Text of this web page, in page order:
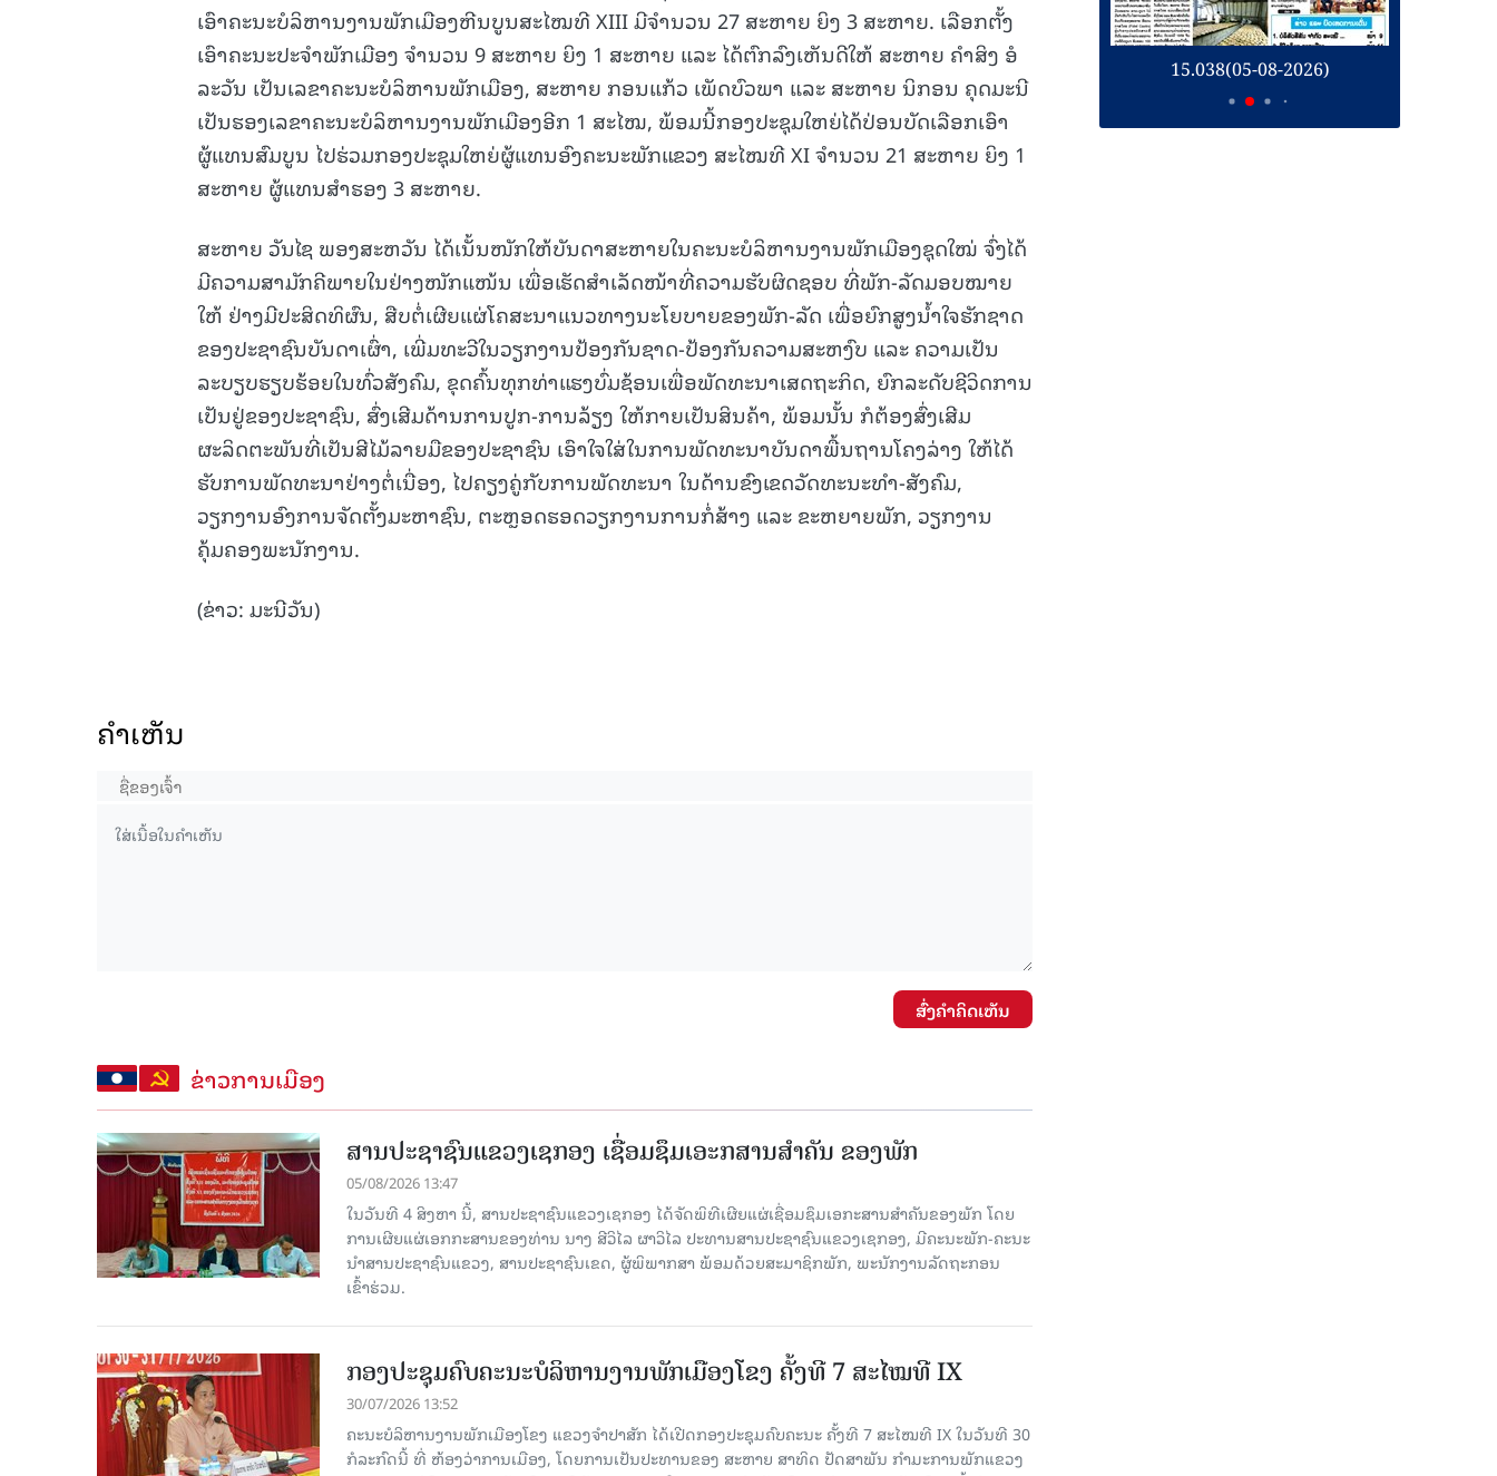
ເອົາຄະນະບໍລິຫານງານພັກເມືອງຫີນບູນສະໄໝທີ XIII ມີຈຳນວນ 27 ສະຫາຍ ຍິງ 3 ສະຫາຍ. ເລືອກຕັ້ງ
ເອົາຄະນະປະຈໍາພັກເມືອງ ຈໍານວນ 9 ສະຫາຍ ຍິງ 1 ສະຫາຍ ແລະ ໄດ້ຕົກລົງເຫັນດີໃຫ້ ສະຫາຍ ຄຳສິງ ອໍ
ລະວັນ ເປັນເລຂາຄະນະບໍລິຫານພັກເມືອງ, ສະຫາຍ ກອນແກ້ວ ເພັດບົວພາ ແລະ ສະຫາຍ ນິກອນ ຄຸດມະນີ
ເປັນຮອງເລຂາຄະນະບໍລິຫານງານພັກເມືອງອີກ 1 ສະໄໝ, ພ້ອມນີ້ກອງປະຊຸມໃຫຍ່ໄດ້ປ່ອນບັດເລືອກເອົາ
ຜູ້ແທນສົມບູນ ໄປຮ່ວມກອງປະຊຸມໃຫຍ່ຜູ້ແທນອົງຄະນະພັກແຂວງ ສະໄໝທີ XI ຈໍານວນ 21 ສະຫາຍ ຍິງ 1
ສະຫາຍ ຜູ້ແທນສໍາຮອງ 3 ສະຫາຍ.
ສະຫາຍ ວັນໄຊ ພອງສະຫວັນ ໄດ້ເນັ້ນໜັກໃຫ້ບັນດາສະຫາຍໃນຄະນະບໍລິຫານງານພັກເມືອງຊຸດໃໝ່ ຈົ່ງໄດ້
ມີຄວາມສາມັກຄີພາຍໃນຢ່າງໜັກແໜ້ນ ເພື່ອເຮັດສໍາເລັດໜ້າທີ່ຄວາມຮັບຜິດຊອບ ທີ່ພັກ-ລັດມອບໝາຍ
ໃຫ້ ຢ່າງມີປະສິດທິຜົນ, ສືບຕໍ່ເຜີຍແຜ່ໂຄສະນາແນວທາງນະໂຍບາຍຂອງພັກ-ລັດ ເພື່ອຍົກສູງນໍ້າໃຈຮັກຊາດ
ຂອງປະຊາຊົນບັນດາເຜົ່າ, ເພີ່ມທະວີໃນວຽກງານປ້ອງກັນຊາດ-ປ້ອງກັນຄວາມສະຫງົບ ແລະ ຄວາມເປັນ
ລະບຽບຮຽບຮ້ອຍໃນທົ່ວສັງຄົມ, ຂຸດຄົ້ນທຸກທ່າແຮງບົ່ມຊ້ອນເພື່ອພັດທະນາເສດຖະກິດ, ຍົກລະດັບຊີວິດການ
ເປັນຢູ່ຂອງປະຊາຊົນ, ສົ່ງເສີມດ້ານການປູກ-ການລ້ຽງ ໃຫ້ກາຍເປັນສິນຄ້າ, ພ້ອມນັ້ນ ກໍຕ້ອງສົ່ງເສີມ
ຜະລິດຕະພັນທີ່ເປັນສີໄມ້ລາຍມືຂອງປະຊາຊົນ ເອົາໃຈໃສ່ໃນການພັດທະນາບັນດາພື້ນຖານໂຄງລ່າງ ໃຫ້ໄດ້
ຮັບການພັດທະນາຢ່າງຕໍ່ເນື່ອງ, ໄປຄຽງຄູ່ກັບການພັດທະນາ ໃນດ້ານຂົງເຂດວັດທະນະທໍາ-ສັງຄົມ,
ວຽກງານອົງການຈັດຕັ້ງມະຫາຊົນ, ຕະຫຼອດຮອດວຽກງານການກໍ່ສ້າງ ແລະ ຂະຫຍາຍພັກ, ວຽກງານ
ຄຸ້ມຄອງພະນັກງານ.
(ຂ່າວ: ມະນີວັນ)
ຄໍາເຫັນ
ສົ່ງຄໍາຄິດເຫັນ
ຂ່າວການເມືອງ
ສານປະຊາຊົນແຂວງເຊກອງ ເຊື່ອມຊຶມເອະກສານສໍາຄັນ ຂອງພັກ
05/08/2026 13:47
ໃນວັນທີ 4 ສິງຫາ ນີ້, ສານປະຊາຊົນແຂວງເຊກອງ ໄດ້ຈັດພິທີເຜີຍແຜ່ເຊື່ອມຊຶມເອກະສານສໍາຄັນຂອງພັກ ໂດຍ
ການເຜີຍແຜ່ເອກກະສານຂອງທ່ານ ນາງ ສີວິໄລ ຜາວິໄລ ປະທານສານປະຊາຊົນແຂວງເຊກອງ, ມີຄະນະພັກ-ຄະນະ
ນໍາສານປະຊາຊົນແຂວງ, ສານປະຊາຊົນເຂດ, ຜູ້ພິພາກສາ ພ້ອມດ້ວຍສະມາຊິກພັກ, ພະນັກງານລັດຖະກອນ
ເຂົ້າຮ່ວມ.
ກອງປະຊຸມຄົບຄະນະບໍລິຫານງານພັກເມືອງໂຂງ ຄັ້ງທີ 7 ສະໄໝທີ IX
30/07/2026 13:52
ຄະນະບໍລິຫານງານພັກເມືອງໂຂງ ແຂວງຈຳປາສັກ ໄດ້ເປີດກອງປະຊຸມຄົບຄະນະ ຄັ້ງທີ 7 ສະໄໝທີ IX ໃນ​ວັນ​ທີ 30
ກໍ​ລະ​ກົດ​ນີ້ ທີ່ ຫ້ອງວ່າການເມືອງ, ໂດຍການເປັນປະທານຂອງ ສະຫາຍ ສາທິດ ປັດສາພັນ ກຳມະການພັກແຂວງ
15.039(06-08-2026) 15.038(05-08-2026)